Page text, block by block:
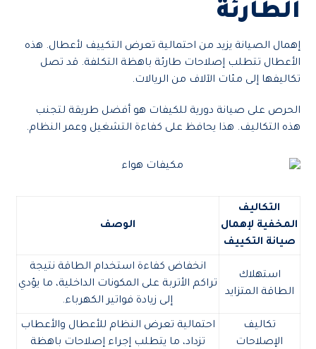
الطارئة
إهمال الصيانة يزيد من احتمالية تعرض التكييف لأعطال. هذه
الأعطال تتطلب إصلاحات طارئة باهظة التكلفة. قد تصل
تكاليفها إلى مئات الآلاف من الريالات.
الحرص على صيانة دورية للكيفات هو أفضل طريقة لتجنب
هذه التكاليف. هذا يحافظ على كفاءة التشغيل وعمر النظام.
التكاليف
المخفية لإهمال
صيانة التكييف
الوصف
استهلاك
الطاقة المتزايد
انخفاض كفاءة استخدام الطاقة نتيجة
تراكم الأتربة على المكونات الداخلية، ما يؤدي
إلى زيادة فواتير الكهرباء.
تكاليف
الإصلاحات
احتمالية تعرض النظام للأعطال والأعطاب
تزداد، ما يتطلب إجراء إصلاحات باهظة